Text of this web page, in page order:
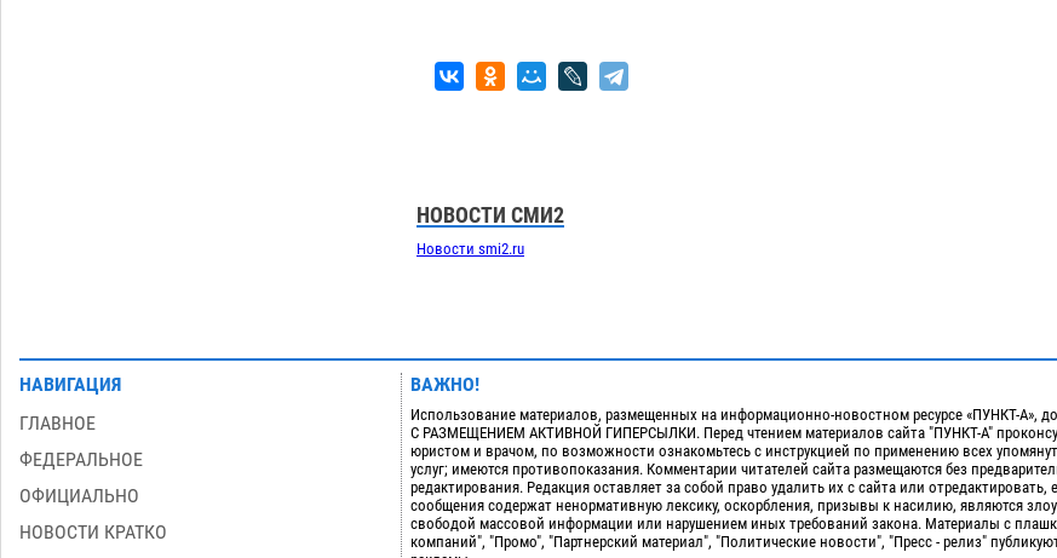
НОВОСТИ СМИ2
Новости smi2.ru
НАВИГАЦИЯ
ГЛАВНОЕ
ФЕДЕРАЛЬНОЕ
ОФИЦИАЛЬНО
НОВОСТИ КРАТКО
ВАЖНО!
Использование материалов, размещенных на информационно-новостном ресурсе «ПУНКТ-А»,
С РАЗМЕЩЕНИЕМ АКТИВНОЙ ГИПЕРСЫЛКИ. Перед чтением материалов сайта "ПУНКТ-А"
юристом и врачом, по возможности ознакомьтесь с инструкцией по применению всех
услуг; имеются противопоказания. Комментарии читателей сайта размещаются без
редактирования. Редакция оставляет за собой право удалить их с сайта или отредактировать,
сообщения содержат ненормативную лексику, оскорбления, призывы к насилию, являются
свободой массовой информации или нарушением иных требований закона. Материалы с
компаний", "Промо", "Партнерский материал", "Политические новости", "Пресс - релиз"